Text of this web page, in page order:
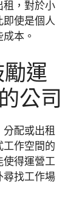
租，對於小
使是個人
本。
運
公司
配或出租
工作空間的
使得運營工
尋找工作場